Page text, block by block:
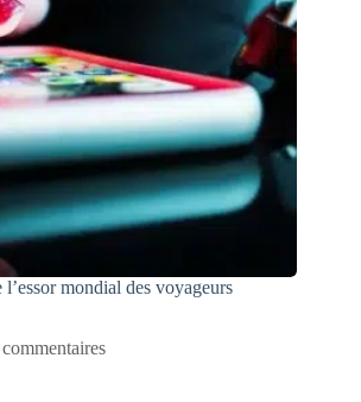
mondial des voyageurs